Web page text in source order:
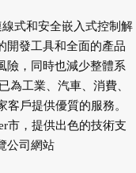
式和安全嵌入式控制解
開發工具和全面的產品
險，同時也減少整體系
為工業、汽車、消費、
戶提供優質的服務。
市，提供出色的技術支
公司網站